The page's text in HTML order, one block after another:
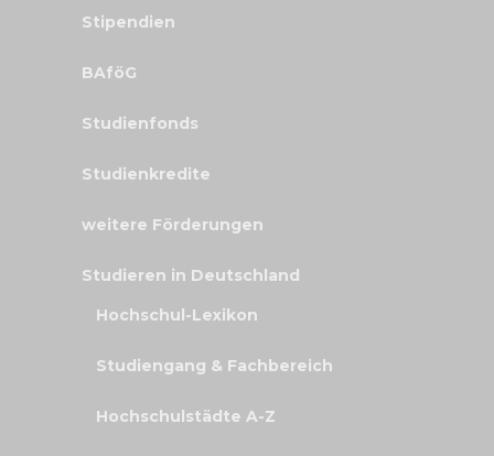
Stipendien
BAföG
Studienfonds
Studienkredite
weitere Förderungen
Studieren in Deutschland
Hochschul-Lexikon
Studiengang & Fachbereich
Hochschulstädte A-Z